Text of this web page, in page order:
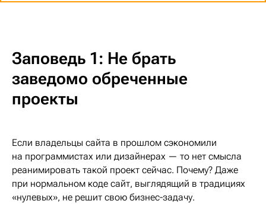
Заповедь 1: Не брать
заведомо обреченные
проекты
Если владельцы сайта в прошлом сэкономили
на программистах или дизайнерах — то нет смысла
реанимировать такой проект сейчас. Почему? Даже
при нормальном коде сайт, выглядящий в традициях
«нулевых», не решит свою бизнес-задачу.